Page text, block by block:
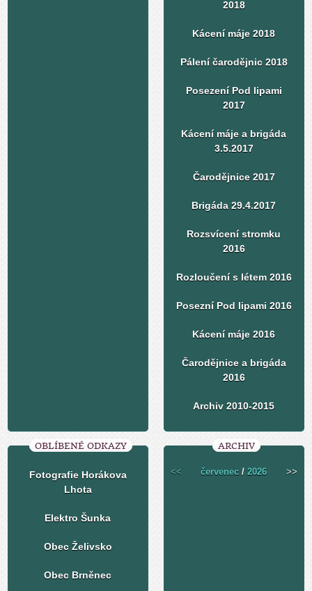
2018
Kácení máje 2018
Pálení čarodějnic 2018
Posezení Pod lipami
2017
Kácení máje a brigáda
3.5.2017
Čarodějnice 2017
Brigáda 29.4.2017
Rozsvícení stromku
2016
Rozloučení s létem 2016
Posezní Pod lipami 2016
Kácení máje 2016
Čarodějnice a brigáda
2016
Archiv 2010-2015
OBLÍBENÉ ODKAZY
Fotografie Horákova
Lhota
Elektro Šunka
Obec Želivsko
Obec Brněnec
ARCHIV
<< červenec /2026 >>